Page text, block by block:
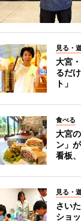
見る・
大宮
るだ
ト」
食べる
大宮
ン」
看板
見る・
さい
ショ